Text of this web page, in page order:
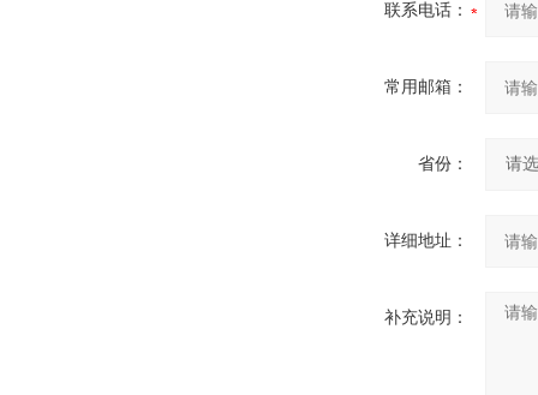
联系电话：
常用邮箱：
省份：
详细地址：
补充说明：